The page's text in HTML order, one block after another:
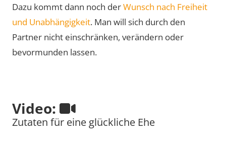
Dazu kommt dann noch derWunsch nach Freiheit
und Unabhängigkeit. Man will sich durch den
Partner nicht einschränken, verändern oder
bevormunden lassen.
Video:
Zutaten für eine glückliche Ehe